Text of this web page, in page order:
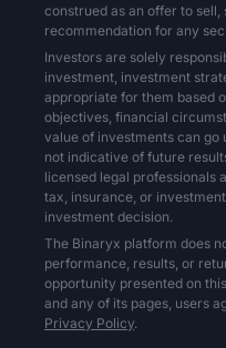
construed as an offer to
recommendation for any
Investors are solely
investment, investment
appropriate for them based
objectives, financial
value of investments can go
not indicative of future
licensed legal professionals
tax, insurance, or
investment decision.
The Binaryx platform does
performance, results, or
opportunity presented on
and any of its pages, users
Privacy Policy.